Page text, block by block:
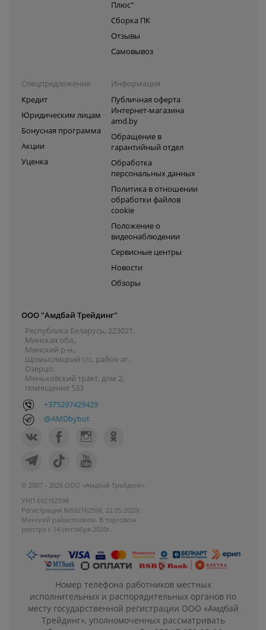
Плюс"
Сборка ПК
Отзывы
Самовывоз
Спецпредложения
Кредит
Юридическим лицам
Бонусная программа
Акции
Уценка
Информация
Публичная оферта
Интернет-магазина
amd.by
Обращение в
гарантийный отдел
Обработка
персональных данных
Политика в отношении
обработки файлов
cookie
Положение о
видеонаблюдении
Сервисные центры
Новости
Обзоры
ООО "Амдбай Трейдинг"
Республика Беларусь, 223021,
Минская обл.,
Минский р-н.,
Щомыслицкий с/с, район аг.
Озерцо,
Меньковский тракт, дом 2,
помещение 533
+375297429429
@AMDbybot
© 2007 - 2026 ООО «Амдбай Трейдинг»
УНП 692162598
Регистрация №692162598, 22.05.2020г.
Минский райисполком. В торговом
реестре с 14 сентября 2020г.
Номер телефона работников местных
исполнительных и распорядительных органов по
месту государственной регистрации ООО «Амдбай
Трейдинг», уполномоченных рассматривать